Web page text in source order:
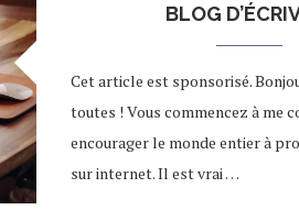
BLOG
Cet article est sponsorisé.
toutes ! Vous commencez à me
encourager le monde entier à
sur internet. Il est vrai …